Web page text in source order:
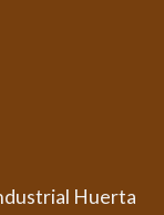
Huerta